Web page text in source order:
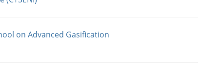
on Advanced Gasification